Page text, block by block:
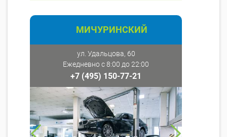
МИЧУРИНСКИЙ
ул. Удальцова, 60
Ежедневно с 8:00 до 22:00
+7 (495) 150-77-21